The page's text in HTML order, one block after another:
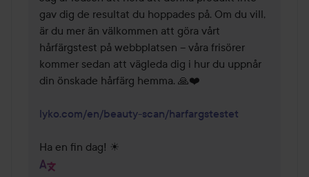
gav dig de resultat du hoppades på. Om du vill,
är du mer än välkommen att göra vårt
hårfärgstest på webbplatsen – våra frisörer
kommer sedan att vägleda dig i hur du uppnår
din önskade hårfärg hemma. 🙏❤️
lyko.com/en/beauty-scan/harfargstestet
Ha en fin dag! ☀